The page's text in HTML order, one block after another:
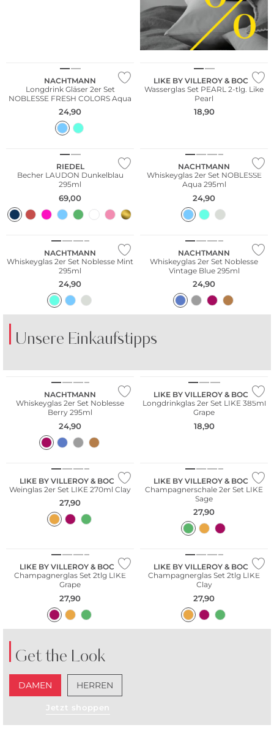
NACHTMANN
Longdrink Gläser 2er Set
NOBLESSE FRESH COLORS Aqua
24,90
LIKE BY VILLEROY & BOCH
Wasserglas Set PEARL 2-tlg. Like
Pearl
18,90
RIEDEL
Becher LAUDON Dunkelblau
295ml
69,00
NACHTMANN
Whiskeyglas 2er Set NOBLESSE
Aqua 295ml
24,90
Multi Pack
NACHTMANN
Whiskeyglas 2er Set Noblesse Mint
295ml
24,90
NACHTMANN
Whiskeyglas 2er Set Noblesse
Vintage Blue 295ml
24,90
Unsere Einkaufstipps
BE FAMOUS DOCK AND BAY
NACHTMANN
Whiskeyglas 2er Set Noblesse
Berry 295ml
24,90
LIKE BY VILLEROY & BOCH
Longdrinkglas 2er Set LIKE 385ml
Grape
18,90
LIKE BY VILLEROY & BOCH
Weinglas 2er Set LIKE 270ml Clay
27,90
LIKE BY VILLEROY & BOCH
Champagnerschale 2er Set LIKE
Sage
27,90
LIKE BY VILLEROY & BOCH
Champagnerglas Set 2tlg LIKE
Grape
27,90
LIKE BY VILLEROY & BOCH
Champagnerglas Set 2tlg LIKE
Clay
27,90
Get the Look
DAMEN HERREN
Jetzt shoppen